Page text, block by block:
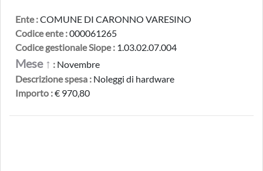
Ente :COMUNE DI CARONNO VARESINO
Codice ente :000061265
Codice gestionale Siope : 1.03.02.07.004
Mese ↑ : Novembre
Descrizione spesa : Noleggi di hardware
Importo :€ 970,80